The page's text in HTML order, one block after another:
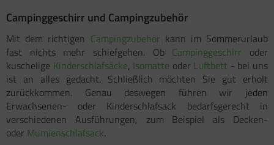
Campinggeschirr und Campingzubehör
Mit dem richtigen Campingzubehör kann im Sommerurlaub
fast nichts mehr schiefgehen. Ob Campinggeschirr oder
kuschelige Kinderschlafsäcke, Isomatte oder Luftbett - bei uns
ist an alles gedacht. Schließlich möchten Sie gut erholt
zurückkommen. Genau deswegen führen wir jeden
Erwachsenen- oder Kinderschlafsack bedarfsgerecht in
verschiedenen Ausführungen, zum Beispiel als Decken-
oder Mumienschlafsack.